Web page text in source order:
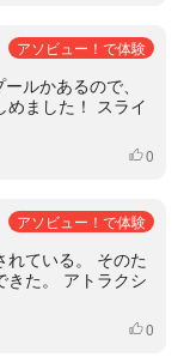
アソビュー！で体験
ルかあるので、
ました！ スライ
いいね
0
アソビュー！で体験
れている。 そのた
きた。 アトラクシ
いいね
0